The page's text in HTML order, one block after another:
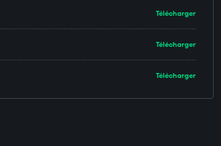
Télécharger
Télécharger
Télécharger